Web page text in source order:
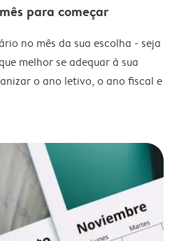
para começar
no mês da sua escolha - seja
melhor se adequar à sua
o ano letivo, o ano fiscal e